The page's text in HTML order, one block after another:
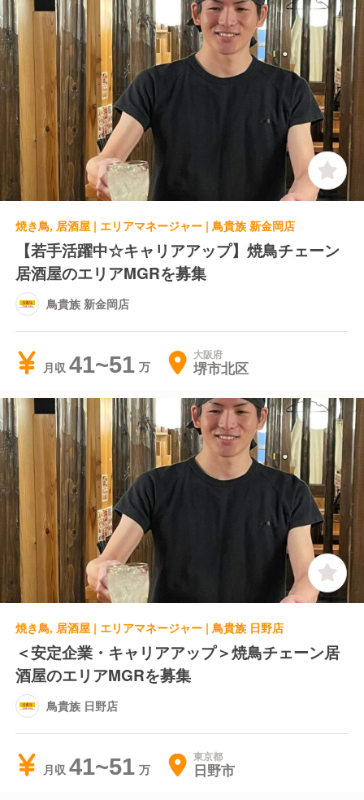
焼き鳥, 居酒屋 | エリアマネージャー | 鳥貴族 新金岡店
【若手活躍中☆キャリアアップ】焼鳥チェーン
居酒屋のエリアMGRを募集
鳥貴族 新金岡店
月収 41~51 大阪府
堺市北区
焼き鳥, 居酒屋 | エリアマネージャー | 鳥貴族 日野店
＜安定企業・キャリアアップ＞焼鳥チェーン居
酒屋のエリアMGRを募集
鳥貴族 日野店
月収 41~51 東京都
日野市